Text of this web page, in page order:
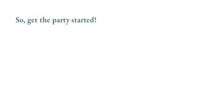
So,get the party started!